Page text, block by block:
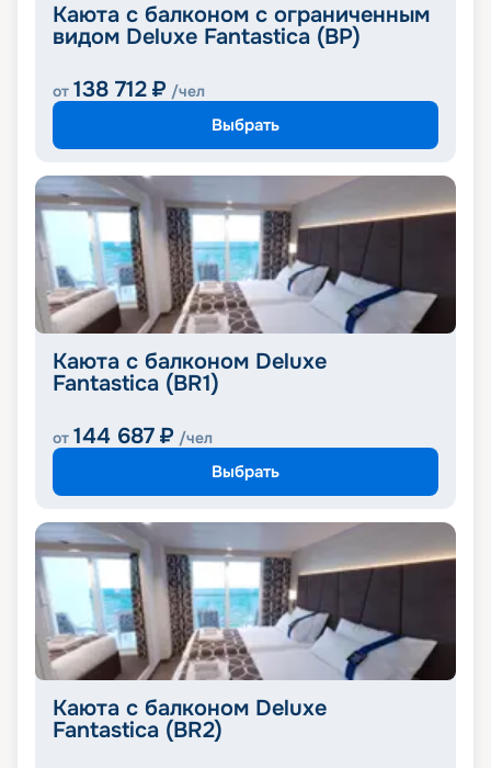
Каюта с балконом с ограниченным
видом Deluxe Fantastica (BP)
от 138 712 ₽ /чел
Выбрать
Каюта с балконом Deluxe
Fantastica (BR1)
от 144 687 ₽ /чел
Выбрать
Каюта с балконом Deluxe
Fantastica (BR2)